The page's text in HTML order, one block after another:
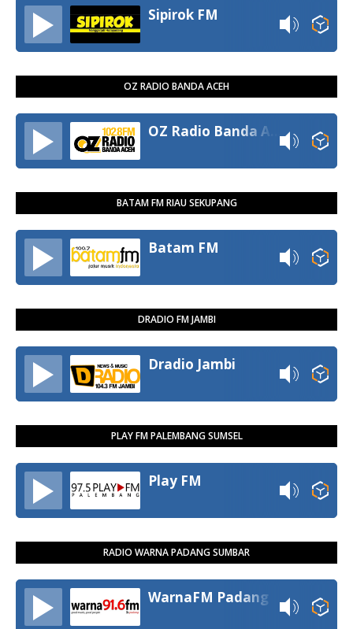
Sipirok FM
OZ RADIO BANDA ACEH
BATAM FM RIAU SEKUPANG
Batam FM
DRADIO FM JAMBI
Dradio Jambi
PLAY FM PALEMBANG SUMSEL
Play FM
RADIO WARNA PADANG SUMBAR
WarnaFM Padang